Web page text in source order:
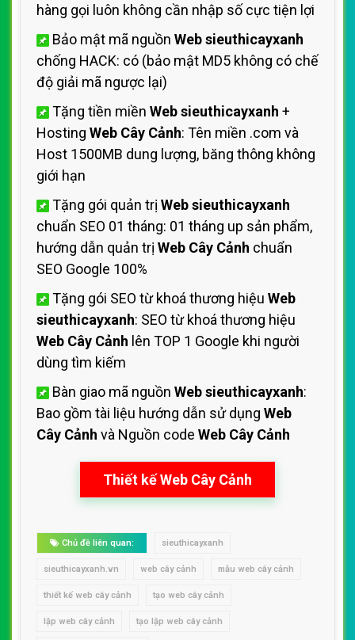
hàng gọi luôn không cần nhập số cực tiện lợi
Bảo mật mã nguồn Web sieuthicayxanh
chống HACK: có (bảo mật MD5 không có chế
độ giải mã ngược lại)
Tặng tiền miền Web sieuthicayxanh +
Hosting Web Cây Cảnh: Tên miền .com và
Host 1500MB dung lượng, băng thông không
giới hạn
Tặng gói quản trị Web sieuthicayxanh
chuẩn SEO 01 tháng: 01 tháng up sản phẩm,
hướng dẫn quản trị Web Cây Cảnh chuẩn
SEO Google 100%
Tặng gói SEO từ khoá thương hiệu Web
sieuthicayxanh: SEO từ khoá thương hiệu
Web Cây Cảnh lên TOP 1 Google khi người
dùng tìm kiếm
Bàn giao mã nguồn Web sieuthicayxanh:
Bao gồm tài liệu hướng dẫn sử dụng Web
Cây Cảnh và Nguồn code Web Cây Cảnh
Thiết kế Web Cây Cảnh
Chủ đề liên quan: sieuthicayxanh
sieuthicayxanh.vn web cây cảnh mẫu web cây cảnh
thiết kế web cây cảnh tạo web cây cảnh
lập web cây cảnh tạo lập web cây cảnh